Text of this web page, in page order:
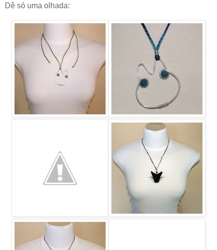
Dê só uma olhada: